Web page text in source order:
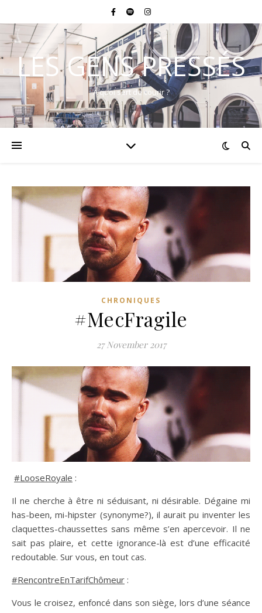
LES GENS PRESSÉS
A quoi sert de courir ?
CHRONIQUES
#MecFragile
27 November 2017
#LooseRoyale :
Il ne cherche à être ni séduisant, ni désirable. Dégaine mi
has-been, mi-hipster (synonyme?), il aurait pu inventer les
claquettes-chaussettes sans même s’en apercevoir. Il ne
sait pas plaire, et cette ignorance-là est d’une efficacité
redoutable. Sur vous, en tout cas.
#RencontreEnTarifChômeur :
Vous le croisez, enfoncé dans son siège, lors d’une séance